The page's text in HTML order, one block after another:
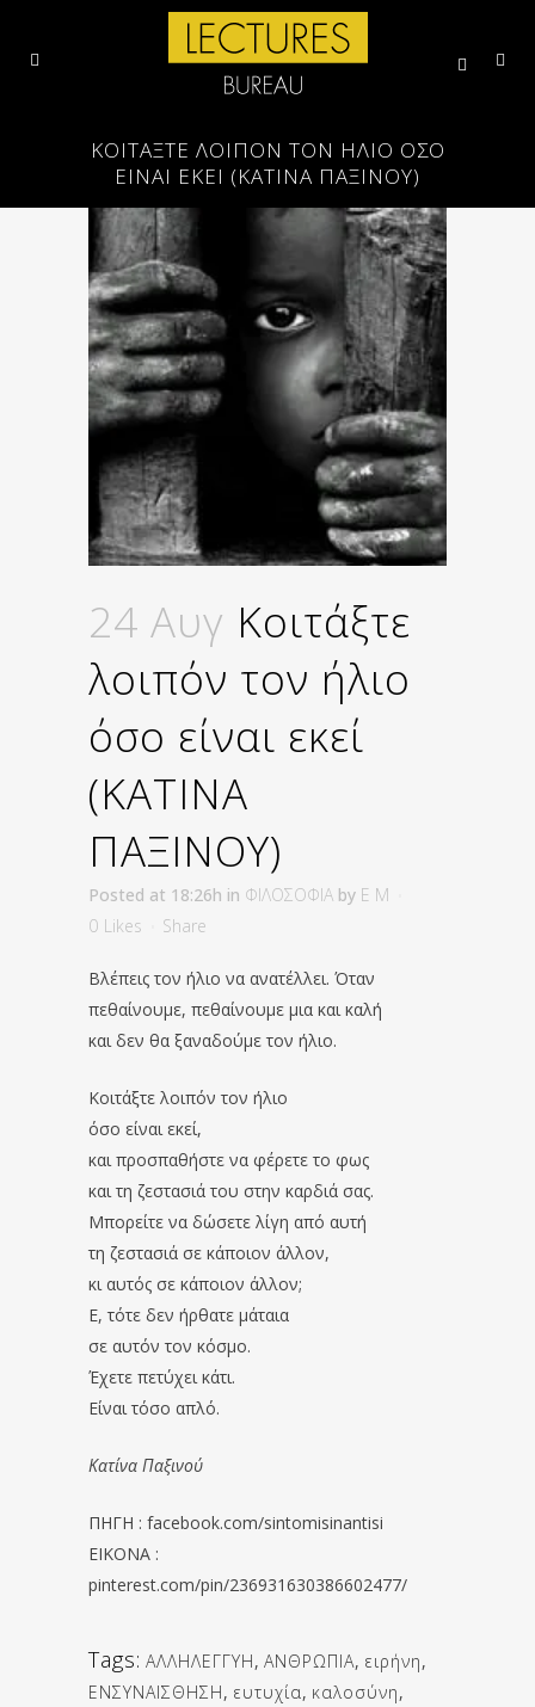
ΚΟΙΤΆΞΤΕ ΛΟΙΠΌΝ ΤΟΝ ΉΛΙΟ ΌΣΟ
ΕΊΝΑΙ ΕΚΕΊ (ΚΑΤΙΝΑ ΠΑΞΙΝΟΥ)
24 Αυγ Κοιτάξτε
λοιπόν τον ήλιο
όσο είναι εκεί
(ΚΑΤΙΝΑ
ΠΑΞΙΝΟΥ)
Posted at 18:26h in ΦΙΛΟΣΟΦΙΑ by E M
0 Likes Share
Βλέπεις τον ήλιο να ανατέλλει. Όταν
πεθαίνουμε, πεθαίνουμε μια και καλή
και δεν θα ξαναδούμε τον ήλιο.
Κοιτάξτε λοιπόν τον ήλιο
όσο είναι εκεί,
και προσπαθήστε να φέρετε το φως
και τη ζεστασιά του στην καρδιά σας.
Μπορείτε να δώσετε λίγη από αυτή
τη ζεστασιά σε κάποιον άλλον,
κι αυτός σε κάποιον άλλον;
Ε, τότε δεν ήρθατε μάταια
σε αυτόν τον κόσμο.
Έχετε πετύχει κάτι.
Είναι τόσο απλό.
Κατίνα Παξινού
ΠΗΓΗ : facebook.com/sintomisinantisi
EIKONA :
pinterest.com/pin/236931630386602477/
Tags: ΑΛΛΗΛΕΓΓΥΗ, ΑΝΘΡΩΠΙΑ, ειρήνη,
ΕΝΣΥΝΑΙΣΘΗΣΗ, ευτυχία, καλοσύνη,